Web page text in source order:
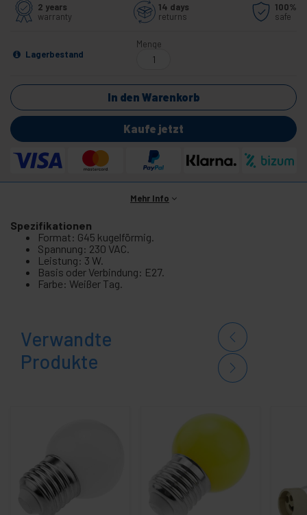
2 years
warranty
14 days
returns
100%
safe
Lagerbestand
Menge
In den Warenkorb
Kaufe jetzt
Mehr Info
Spezifikationen
Format: G45 kugelförmig.
Spannung: 230 VAC.
Leistung: 3 W.
Basis oder Verbindung: E27.
Farbe: Weißer Tag.
Verwandte
Produkte